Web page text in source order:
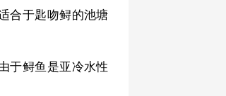
合于匙吻鲟的池塘
于鲟鱼是亚冷水性